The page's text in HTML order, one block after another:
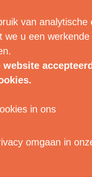
van analytische
we u een werkende
in ons
omgaan in